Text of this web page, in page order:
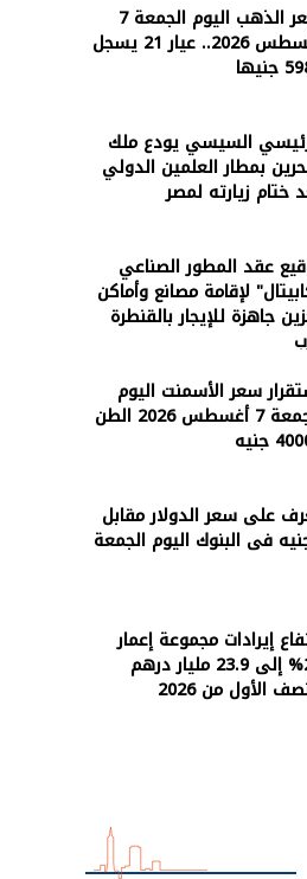
سعر الذهب اليوم الجمعة 7
أغسطس 2026.. عيار 21 يسجل
السيسي يودع ملك
بمطار العلمين الدولي
ختام زيارته لمصر
عقد المطور الصناعي
لإقامة مصانع وأماكن
جاهزة للإيجار بالقنطرة
سعر الأسمنت اليوم
الجمعة 7 أغسطس 2026 الطن
على سعر الدولار مقابل
فى البنوك اليوم الجمعة
إيرادات مجموعة إعمار
21% إلى 23.9 مليار درهم
الأول من 2026